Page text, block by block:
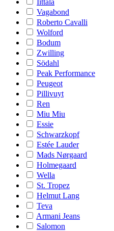
Iittala
Vagabond
Roberto Cavalli
Wolford
Bodum
Zwilling
Södahl
Peak Performance
Peugeot
Pillivuyt
Ren
Miu Miu
Essie
Schwarzkopf
Estée Lauder
Mads Nørgaard
Holmegaard
Wella
St. Tropez
Helmut Lang
Teva
Armani Jeans
Salomon